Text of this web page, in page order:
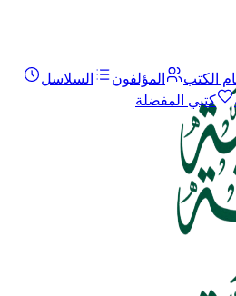
الكتب المؤلفون
السلاسل
كتبي المفضلة